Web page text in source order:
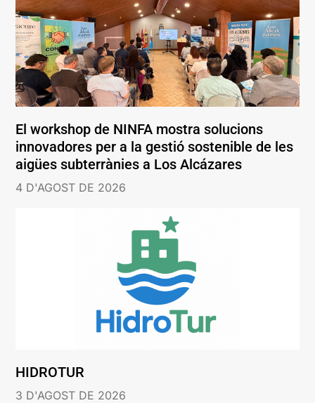
El workshop de NINFA mostra solucions
innovadores per a la gestió sostenible de les
aigües subterrànies a Los Alcázares
4 D'AGOST DE 2026
HIDROTUR
3 D'AGOST DE 2026